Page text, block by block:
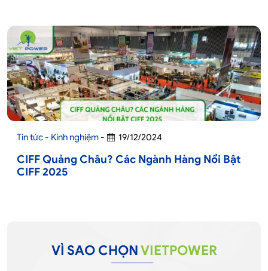
Tin tức - Kinh nghiệm - 19/12/2024
CIFF Quảng Châu? Các Ngành Hàng Nổi Bật
CIFF 2025
VÌ SAO CHỌNVIETPOWER